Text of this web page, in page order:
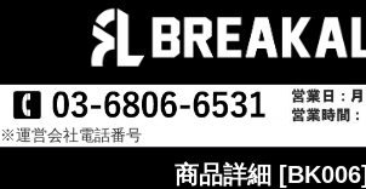
※運営会社電話番号
商品詳細 [BK006]